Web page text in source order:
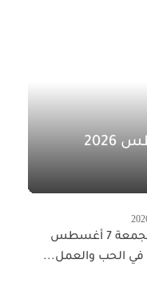
أبراج اليوم السبت 8 أغسطس 2026
أبراج اليوم الجمعة 7 أغسطس